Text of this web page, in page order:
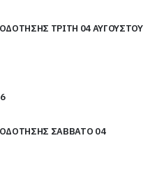
ΤΡΙΤΗ 04 ΑΥΓΟΥΣΤΟΥ
ΣΑΒΒΑΤΟ 04